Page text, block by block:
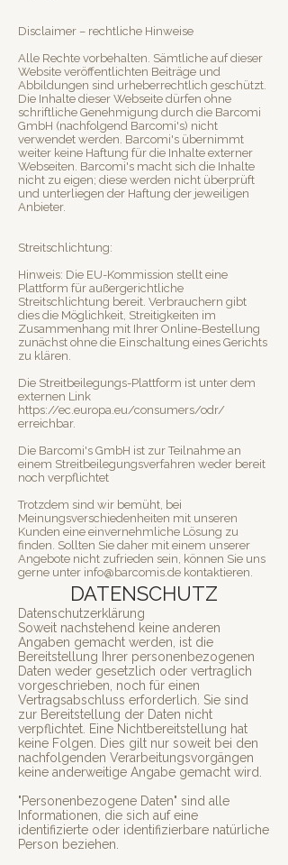
Disclaimer – rechtliche Hinweise
Alle Rechte vorbehalten. Sämtliche auf dieser
Website veröffentlichten Beiträge und
Abbildungen sind urheberrechtlich geschützt.
Die Inhalte dieser Webseite dürfen ohne
schriftliche Genehmigung durch die Barcomi
GmbH (nachfolgend Barcomi's) nicht
verwendet werden. Barcomi's übernimmt
weiter keine Haftung für die Inhalte externer
Webseiten. Barcomi's macht sich die Inhalte
nicht zu eigen; diese werden nicht überprüft
und unterliegen der Haftung der jeweiligen
Anbieter.
Streitschlichtung:
Hinweis: Die EU-Kommission stellt eine
Plattform für außergerichtliche
Streitschlichtung bereit. Verbrauchern gibt
dies die Möglichkeit, Streitigkeiten im
Zusammenhang mit Ihrer Online-Bestellung
zunächst ohne die Einschaltung eines Gerichts
zu klären.
Die Streitbeilegungs-Plattform ist unter dem
externen Link
https://ec.europa.eu/consumers/odr/
erreichbar.
Die Barcomi's GmbH ist zur Teilnahme an
einem Streitbeilegungsverfahren weder bereit
noch verpflichtet
Trotzdem sind wir bemüht, bei
Meinungsverschiedenheiten mit unseren
Kunden eine einvernehmliche Lösung zu
finden. Sollten Sie daher mit einem unserer
Angebote nicht zufrieden sein, können Sie uns
gerne unter info@barcomis.de kontaktieren.
Datenschutzerklärung
Soweit nachstehend keine anderen
Angaben gemacht werden, ist die
Bereitstellung Ihrer personenbezogenen
Daten weder gesetzlich oder vertraglich
vorgeschrieben, noch für einen
Vertragsabschluss erforderlich. Sie sind
zur Bereitstellung der Daten nicht
verpflichtet. Eine Nichtbereitstellung hat
keine Folgen. Dies gilt nur soweit bei den
nachfolgenden Verarbeitungsvorgängen
keine anderweitige Angabe gemacht wird.
"Personenbezogene Daten" sind alle
Informationen, die sich auf eine
identifizierte oder identifizierbare natürliche
Person beziehen.
DATENSCHUTZ